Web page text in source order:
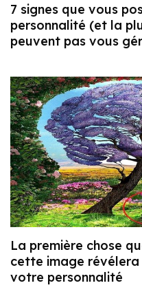
7 signes que vous
personnalité (et la
peuvent pas vous
La première chose
cette image révélera
votre personnalité